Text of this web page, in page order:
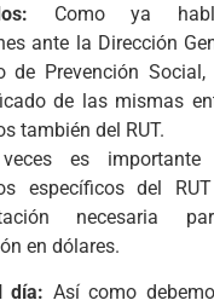
Como ya
ante la Dirección
de Prevención
de las mismas
también del RUT.
veces es
específicos del
necesaria
en dólares.
día: Así como